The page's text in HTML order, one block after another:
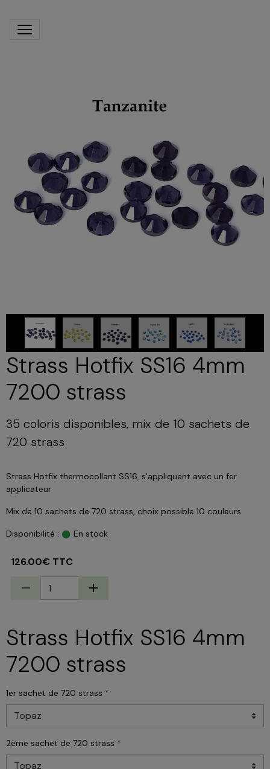
Strass Hotfix SS16 4mm
7200 strass
35 coloris disponibles, mix de 10 sachets de
720 strass
Strass Hotfix thermocollant SS16, s'appliquent avec un fer
applicateur
Mix de 10 sachets de 720 strass, choix possible 10 couleurs
Disponibilité : En stock
126.00€ TTC
Strass Hotfix SS16 4mm
7200 strass
1er sachet de 720 strass
2ème sachet de 720 strass